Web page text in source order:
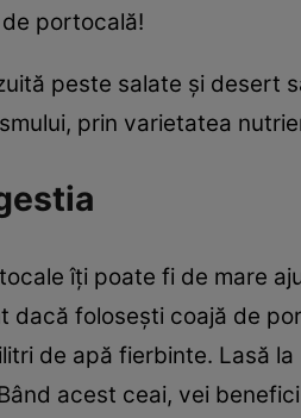
portocală!
peste salate şi desert
prin varietatea
îţi poate fi de mare
dacă foloseşti coajă de
de apă fierbinte. Lasă
acest ceai, vei